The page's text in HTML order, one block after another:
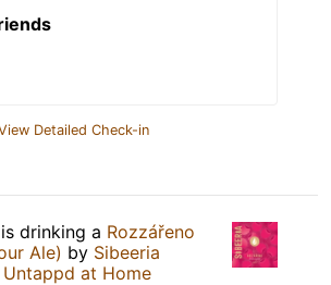
Detailed Check-in
is drinking a Rozzářeno
Ale) by Sibeeria
Untappd at Home